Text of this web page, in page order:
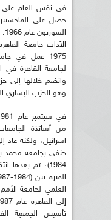
في نفس العام على
حصل على
1975 عمل في
وانضم خلالها إلى
وهو الحزب اليساري
من أساتذة
1984)، ثم
العلمي لجامعة